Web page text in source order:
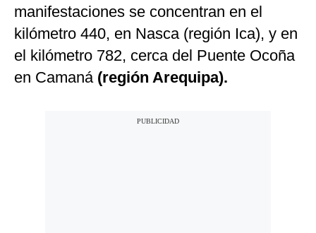
manifestaciones se concentran en el
kilómetro 440, en Nasca (región Ica), y en
el kilómetro 782, cerca del Puente Ocoña
en Camaná (región Arequipa).